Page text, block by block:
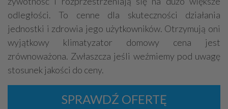
odległości. To cenne dla skuteczności działania
jednostki i zdrowia jego użytkowników. Otrzymują oni
wyjątkowy klimatyzator domowy cena jest
zrównoważona. Zwłaszcza jeśli weźmiemy pod uwagę
stosunek jakości do ceny.
SPRAWDŹ OFERTĘ